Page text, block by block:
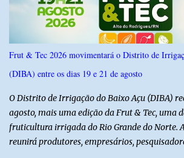
Frut & Tec 2026 movimentará o Distrito de
(DIBA) entre os dias 19 e 21 de agosto
O Distrito de Irrigação do Baixo Açu (DIBA)
agosto, mais uma edição da Frut & Tec, uma
fruticultura irrigada do Rio Grande do Norte.
reunirá produtores, empresários,